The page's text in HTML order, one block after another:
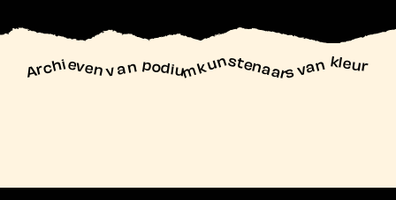
Archievenvan podiumkunstenaars van kleur